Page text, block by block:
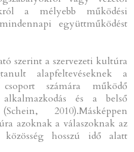
a mélyebb működési
együttműködést
szerint a szervezeti kultúra
alapfeltevéseknek a
számára működő
és a belső
2010).Másképpen
azoknak a válaszoknak az
közösség hosszú idő alatt